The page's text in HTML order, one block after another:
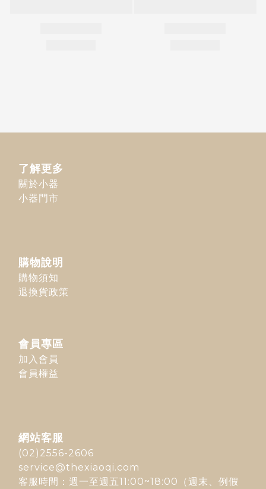
了解更多
關於小器
小器門市
購物說明
購物須知
退換貨政策
會員專區
加入會員
會員權益
網站客服
(02)2556-2606
service@thexiaoqi.com
客服時間：週一至週五11:00~18:00（週末、例假